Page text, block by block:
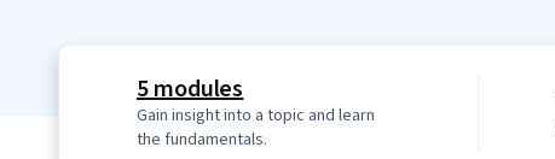
5 modules
Gain insight into a topic and learn
the fundamentals.